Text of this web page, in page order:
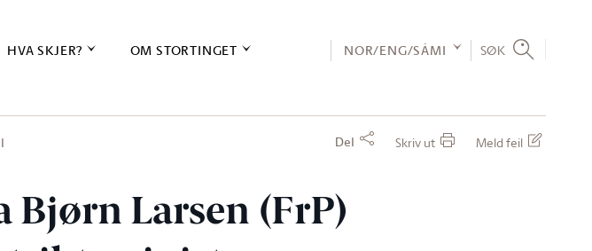
HVA SKJER? OM STORTINGET NOR/ENG/SÁMI SØK
Del Skriv ut Meld feil
Larsen (FrP)